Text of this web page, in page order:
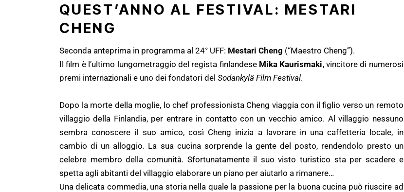
QUEST’ANNO AL FESTIVAL: MESTARI
CHENG
Seconda anteprima in programma al 24° UFF: Mestari Cheng (“Maestro Cheng”).
Il film è l’ultimo lungometraggio del regista finlandese Mika Kaurismaki, vincitore di numerosi
premi internazionali e uno dei fondatori del Sodankylä Film Festival.
Dopo la morte della moglie, lo chef professionista Cheng viaggia con il figlio verso un remoto
villaggio della Finlandia, per entrare in contatto con un vecchio amico. Al villaggio nessuno
sembra conoscere il suo amico, così Cheng inizia a lavorare in una caffetteria locale, in
cambio di un alloggio. La sua cucina sorprende la gente del posto, rendendolo presto un
celebre membro della comunità. Sfortunatamente il suo visto turistico sta per scadere e
spetta agli abitanti del villaggio elaborare un piano per aiutarlo a rimanere…
Una delicata commedia, una storia nella quale la passione per la buona cucina può riuscire ad